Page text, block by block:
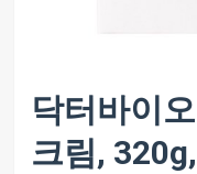
닥터바이
크림,